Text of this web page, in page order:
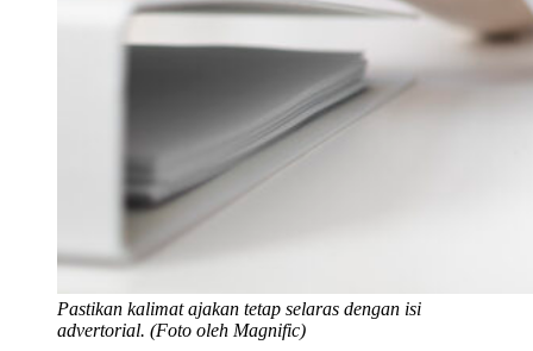
Pastikan kalimat ajakan tetap selaras dengan isi
advertorial. (Foto oleh Magnific)